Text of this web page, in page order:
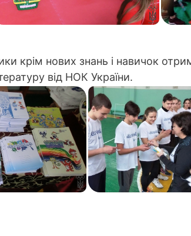
крім нових знань і навичок
від НОК України.